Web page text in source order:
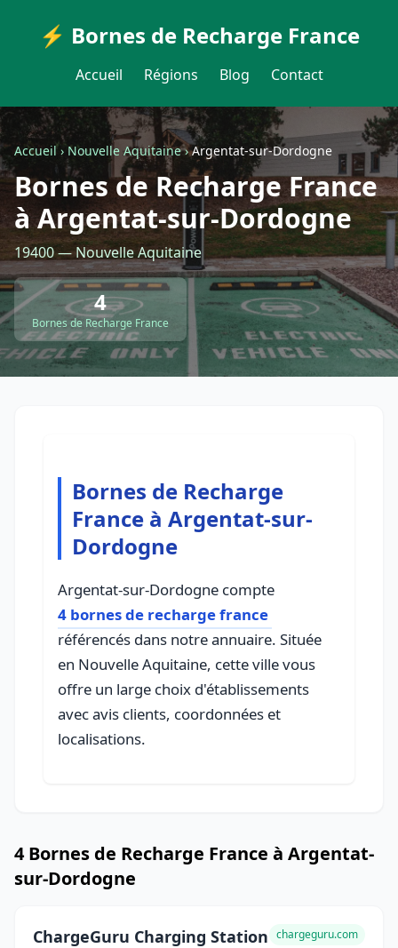
⚡ Bornes de Recharge France
Accueil Régions Blog Contact
Accueil›Nouvelle Aquitaine›Argentat-sur-Dordogne
Bornes de Recharge France
à Argentat-sur-Dordogne
19400 — Nouvelle Aquitaine
4
Bornes de Recharge France
Bornes de Recharge
France à Argentat-sur-
Dordogne
Argentat-sur-Dordogne compte
4 bornes de recharge france
référencés dans notre annuaire. Située
en Nouvelle Aquitaine, cette ville vous
offre un large choix d'établissements
avec avis clients, coordonnées et
localisations.
4 Bornes de Recharge France à Argentat-
sur-Dordogne
ChargeGuru Charging Station chargeguru.com